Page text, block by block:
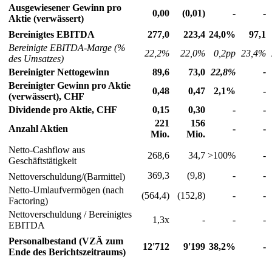
Ausgewiesener Gewinn pro
Aktie (verwässert)
0,00 (0,01) - -
Bereinigtes EBITDA 277,0 223,4 24,0%
97,1
Bereinigte EBITDA-Marge (%
des Umsatzes)
22,2% 22,0% 0,2pp 23,4%
Bereinigter Nettogewinn
89,6 73,0 22,8%
-
Bereinigter Gewinn pro Aktie
(verwässert), CHF
0,48 0,47 2,1%
-
Dividende pro Aktie, CHF
0,15 0,30 -
-
Anzahl Aktien
221
Mio.
156
Mio.
- -
Netto-Cashflow aus
Geschäftstätigkeit
268,6 34,7 >100% -
Nettoverschuldung/(Barmittel) 369,3 (9,8) -
-
Netto-Umlaufvermögen (nach
Factoring)
(564,4) (152,8) -
-
Nettoverschuldung / Bereinigtes
EBITDA
1,3x - - -
Personalbestand (VZÄ zum
Ende des Berichtszeitraums)
12'712 9'199 38,2% -